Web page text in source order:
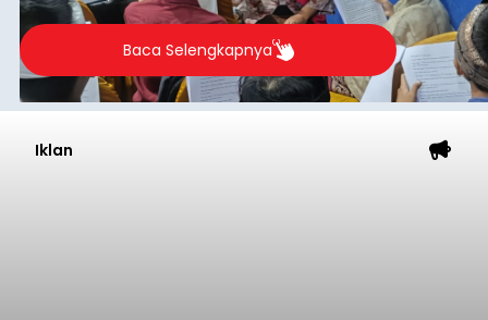
berlangsung selama Agustus hingga September
2026.
Baca Selengkapnya
Iklan